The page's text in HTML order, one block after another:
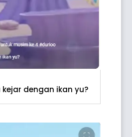
dengan ikan yu?